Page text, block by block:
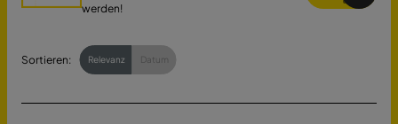
werden!
Sortieren: Relevanz Datum